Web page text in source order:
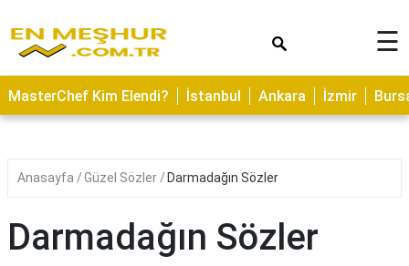
ASTROLOJİ
SAĞLIK
YERLER
☰
MasterChef Kim Elendi? İstanbul Ankara İzmir
Anasayfa Güzel Sözler Darmadağın Sözler
Darmadağın Sözler